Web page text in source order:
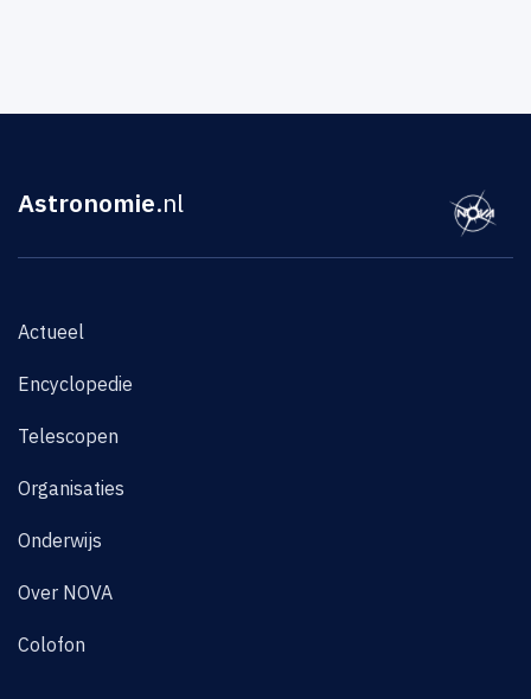
Astronomie.nl
Actueel
Encyclopedie
Telescopen
Organisaties
Onderwijs
Over NOVA
Colofon